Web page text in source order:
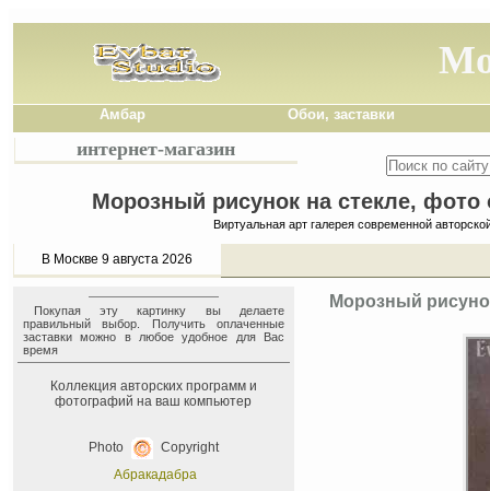
Амбар Обои, заставки
интернет-магазин
Морозный рисунок на стекле, фото
Виртуальная арт галерея современной
В Москве 9 августа 2026
Покупая эту картинку вы делаете
правильный выбор. Получить оплаченные
заставки можно в любое удобное для Вас
время
Коллекция авторских программ и
фотографий на ваш компьютер
Photo
Copyright
Абракадабра
Морозный